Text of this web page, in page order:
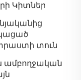
Կիտներ
տուն
ամբողջական